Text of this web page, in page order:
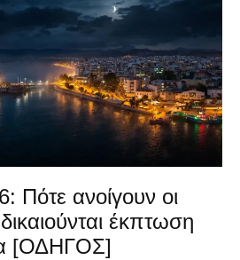
Πότε ανοίγουν οι
έκπτωση
[ΟΔΗΓΟΣ]